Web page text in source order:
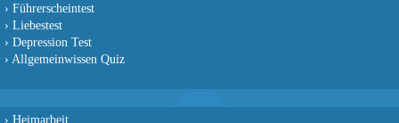
› Führerscheintest
› Liebestest
› Depression Test
› Allgemeinwissen Quiz
› Heimarbeit